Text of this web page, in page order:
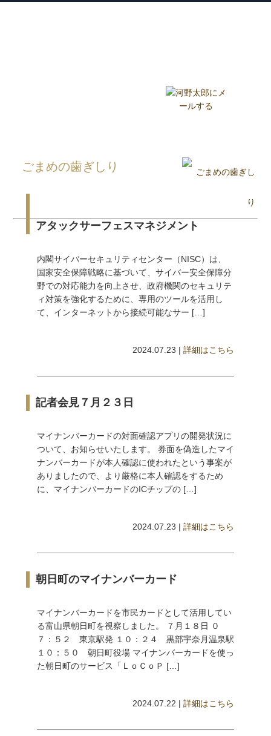
ごまめの歯ぎしり
アタックサーフェスマネジメント
内閣サイバーセキュリティセンター（NISC）は、
国家安全保障戦略に基づいて、サイバー安全保障分
野での対応能力を向上させ、政府機関のセキュリテ
ィ対策を強化するために、専用のツールを活用し
て、インターネットから接続可能なサー […]
2024.07.23 |詳細はこちら
記者会見７月２３日
マイナンバーカードの対面確認アプリの開発状況に
ついて、お知らせいたします。 券面を偽造したマイ
ナンバーカードが本人確認に使われたという事案が
ありましたので、より厳格に本人確認をするため
に、マイナンバーカードのICチップの […]
2024.07.23 |詳細はこちら
朝日町のマイナンバーカード
マイナンバーカードを市民カードとして活用してい
る富山県朝日町を視察しました。 ７月１８日 ０
７：５２ 東京駅発 １０：２４ 黒部宇奈月温泉駅
１０：５０ 朝日町役場 マイナンバーカードを使っ
た朝日町のサービス「ＬｏＣｏＰ […]
2024.07.22 |詳細はこちら